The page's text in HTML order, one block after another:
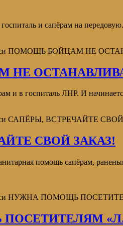
и сапёрам на
ПОМОЩЬ БОЙЦАМ НЕ
и в госпиталь ЛНР. И
САПЁРЫ, ВСТРЕЧАЙТЕ
СВОЙ ЗАКАЗ!
помощь сапёрам,
НУЖНА ПОМОЩЬ